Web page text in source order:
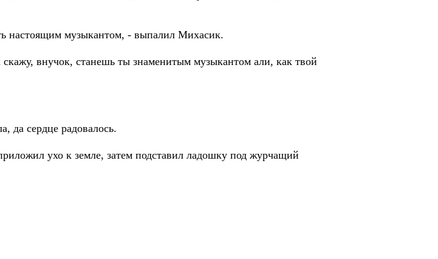
настоящим музыкантом, - выпалил Михасик.
внучок, станешь ты знаменитым музыкантом али, как твой
да сердце радовалось.
ухо к земле, затем подставил ладошку под журчащий